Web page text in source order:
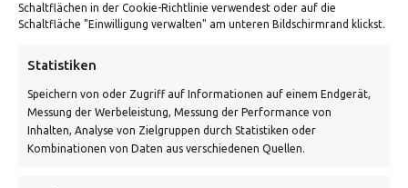
Schaltflächen in der Cookie-Richtlinie verwendest oder auf die
Schaltfläche "Einwilligung verwalten" am unteren Bildschirmrand klickst.
Statistiken
Speichern von oder Zugriff auf Informationen auf einem Endgerät,
Messung der Werbeleistung, Messung der Performance von
Inhalten, Analyse von Zielgruppen durch Statistiken oder
Kombinationen von Daten aus verschiedenen Quellen.
Von Tiling GmbH
Kontakt: Mo - Fr von 10:00 bis 18:00 Uhr
info@vontiling.de